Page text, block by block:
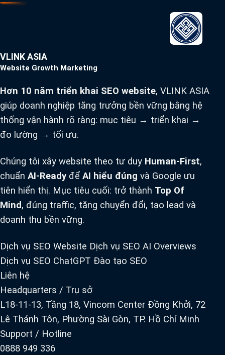
VLINK ASIA
Website Growth Marketing
Hơn 10 năm triển khai SEO website, VLINK ASIA
giúp doanh nghiệp tăng trưởng bền vững bằng hệ
thống vận hành rõ ràng: mục tiêu → triển khai →
đo lường → tối ưu.
Chúng tôi xây website theo tư duy Human-First,
chuẩn AI-Ready để AI hiểu đúng và Google ưu
tiên hiển thị. Mục tiêu cuối: trở thành Top Of
Mind, đúng traffic, tăng chuyển đổi, tạo lead và
doanh thu bền vững.
Dịch vụ SEO Website Dịch vụ SEO AI Overviews
Dịch vụ SEO ChatGPT Đào tạo SEO
Liên hệ
Headquarters / Trụ sở
L18-11-13, Tầng 18, Vincom Center Đồng Khởi, 72
Lê Thánh Tôn, Phường Sài Gòn, TP. Hồ Chí Minh
Support / Hotline
0888 949 336